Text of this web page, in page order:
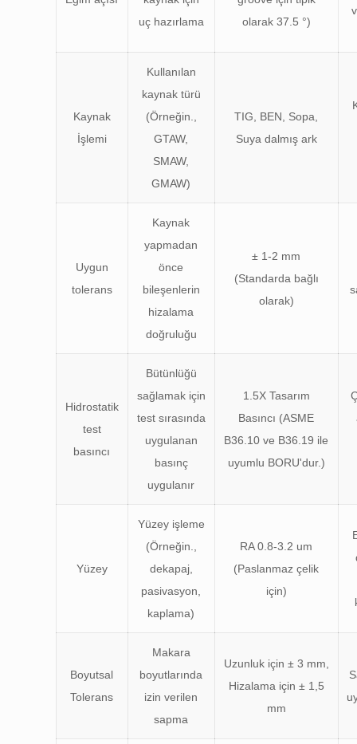
uç hazırlama
olarak 37.5 °)
Kaynak
İşlemi
Kullanılan
kaynak türü
(Örneğin.,
GTAW,
SMAW,
GMAW)
TIG, BEN, Sopa,
Suya dalmış ark
Uygun
tolerans
Kaynak
yapmadan
önce
bileşenlerin
hizalama
doğruluğu
± 1-2 mm
(Standarda bağlı
olarak)
Hidrostatik
test
basıncı
Bütünlüğü
sağlamak için
test sırasında
uygulanan
basınç
uygulanır
1.5X Tasarım
Basıncı (ASME
B36.10 ve B36.19 ile
uyumlu BORU'dur.)
Yüzey
Yüzey işleme
(Örneğin.,
dekapaj,
pasivasyon,
kaplama)
RA 0.8-3.2 um
(Paslanmaz çelik
için)
Boyutsal
Tolerans
Makara
boyutlarında
izin verilen
sapma
Uzunluk için ± 3 mm,
Hizalama için ± 1,5
mm